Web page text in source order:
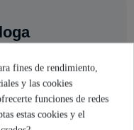
rojos y las esposas
cualquier
y disfruta de la
darte. Recuerda: lo
fines de rendimiento,
y las cookies
funciones de redes
estas cookies y el